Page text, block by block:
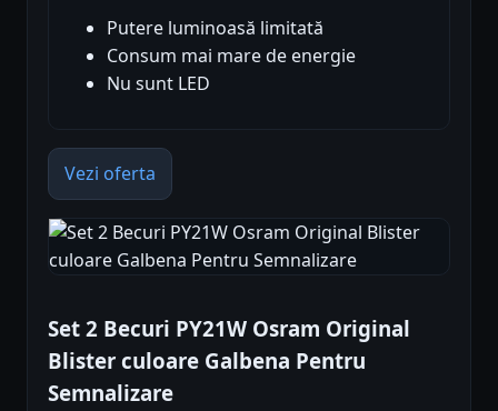
Putere luminoasă limitată
Consum mai mare de energie
Nu sunt LED
Vezi oferta
Set 2 Becuri PY21W Osram Original
Blister culoare Galbena Pentru
Semnalizare